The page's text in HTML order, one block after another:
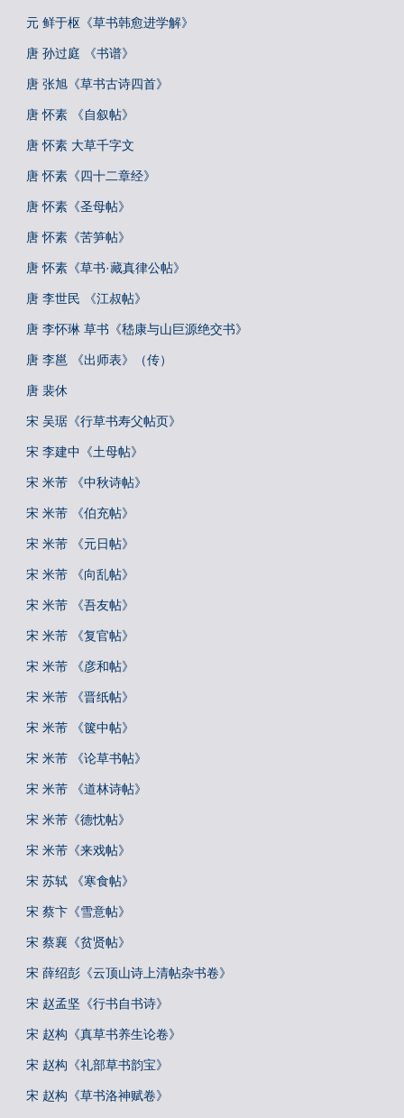
元 鲜于枢《草书韩愈进学解》
唐 孙过庭 《书谱》
唐 张旭《草书古诗四首》
唐 怀素 《自叙帖》
唐 怀素 大草千字文
唐 怀素《四十二章经》
唐 怀素《圣母帖》
唐 怀素《苦笋帖》
唐 怀素《草书·藏真律公帖》
唐 李世民 《江叔帖》
唐 李怀琳 草书《嵇康与山巨源绝交书》
唐 李邕 《出师表》（传）
唐 裴休
宋 吴琚《行草书寿父帖页》
宋 李建中《土母帖》
宋 米芾 《中秋诗帖》
宋 米芾 《伯充帖》
宋 米芾 《元日帖》
宋 米芾 《向乱帖》
宋 米芾 《吾友帖》
宋 米芾 《复官帖》
宋 米芾 《彦和帖》
宋 米芾 《晋纸帖》
宋 米芾 《箧中帖》
宋 米芾 《论草书帖》
宋 米芾 《道林诗帖》
宋 米芾《德忱帖》
宋 米芾《来戏帖》
宋 苏轼 《寒食帖》
宋 蔡卞《雪意帖》
宋 蔡襄《贫贤帖》
宋 薛绍彭《云顶山诗上清帖杂书卷》
宋 赵孟坚《行书自书诗》
宋 赵构《真草书养生论卷》
宋 赵构《礼部草书韵宝》
宋 赵构《草书洛神赋卷》